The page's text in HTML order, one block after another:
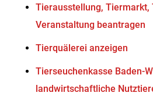
Tierausstellung, Tiermarkt,
Veranstaltung beantragen
Tierquälerei anzeigen
Tierseuchenkasse Baden-
landwirtschaftliche